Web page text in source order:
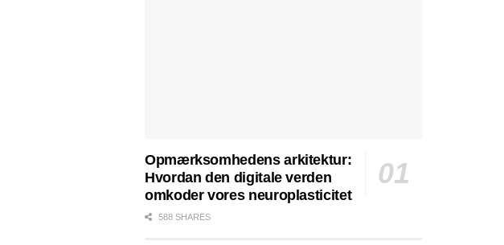
Opmærksomhedens arkitektur:
Hvordan den digitale verden
omkoder vores neuroplasticitet
588 SHARES